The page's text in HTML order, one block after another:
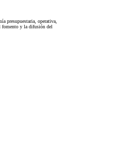
presupuestaria, operativa,
fomento y la difusión del